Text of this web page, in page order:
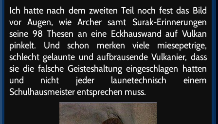
Ich hatte nach dem zweiten Teil noch fest das Bild
vor Augen, wie Archer samt Surak-Erinnerungen
seine 98 Thesen an eine Eckhauswand auf Vulkan
pinkelt. Und schon merken viele miesepetrige,
schlecht gelaunte und aufbrausende Vulkanier, dass
sie die falsche Geisteshaltung eingeschlagen hatten
und nicht jeder launetechnisch einem
Schulhausmeister entsprechen muss.